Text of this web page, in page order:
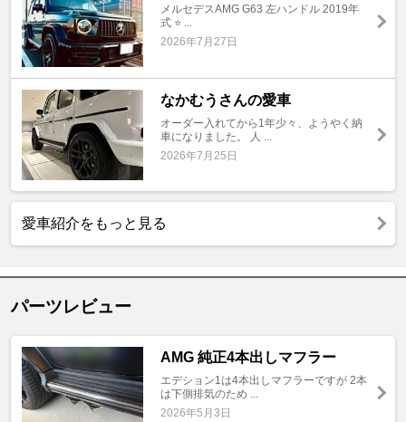
メルセデスAMG G63 左ハンドル 2019年
式 ⭐ ...
2026年7月27日
なかむうさんの愛車
オーダー入れてから1年少々、ようやく納
車になりました。 人 ...
2026年7月25日
愛車紹介をもっと見る
パーツレビュー
AMG 純正4本出しマフラー
エデション1は4本出しマフラーですが 2本
は下側排気のため ...
2026年5月3日